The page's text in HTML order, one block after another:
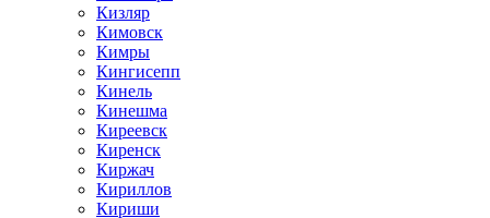
Кизляр
Кимовск
Кимры
Кингисепп
Кинель
Кинешма
Киреевск
Киренск
Киржач
Кириллов
Кириши